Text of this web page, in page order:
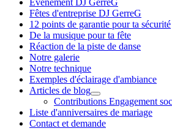
Événement DJ GerreG
Fêtes d'entreprise DJ GerreG
12 points de garantie pour ta sécurité
De la musique pour ta fête
Réaction de la piste de danse
Notre galerie
Notre technique
Exemples d'éclairage d'ambiance
Articles de blog
Contributions Engagement
Liste d'anniversaires de mariage
Contact et demande